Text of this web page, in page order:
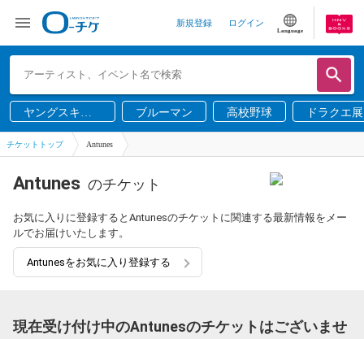
新規登録 ログイン
Language
ヤングスキニ
ー
ブルーマン 高校野球 ドラクエ展
チケットトップ Antunes
Antunes のチケット
お気に入りに登録するとAntunesのチケットに関連する最新情報をメー
ルでお届けいたします。
Antunesをお気に入り登録する
現在受け付け中のAntunesのチケットはございませ